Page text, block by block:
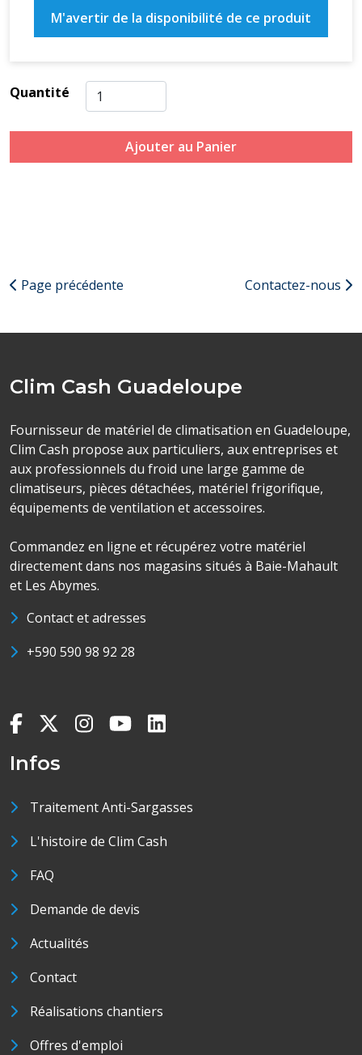
M'avertir de la disponibilité de ce produit
Quantité
Ajouter au Panier
Page précédente Contactez-nous
Clim Cash Guadeloupe
Fournisseur de matériel de climatisation en Guadeloupe,
Clim Cash propose aux particuliers, aux entreprises et
aux professionnels du froid une large gamme de
climatiseurs, pièces détachées, matériel frigorifique,
équipements de ventilation et accessoires.
Commandez en ligne et récupérez votre matériel
directement dans nos magasins situés à Baie-Mahault
et Les Abymes.
Contact et adresses
+590 590 98 92 28
Infos
Traitement Anti-Sargasses
L'histoire de Clim Cash
FAQ
Demande de devis
Actualités
Contact
Réalisations chantiers
Offres d'emploi